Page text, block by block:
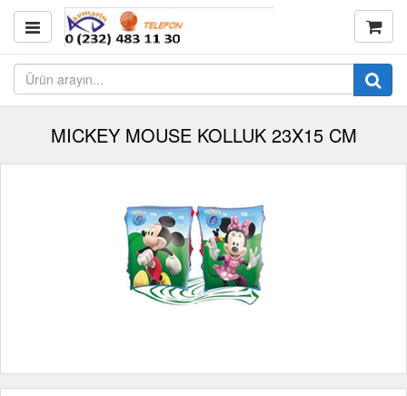
MICKEY MOUSE KOLLUK 23X15 CM